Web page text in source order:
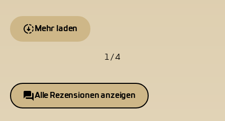
Mehr laden
1 / 4
Alle Rezensionen anzeigen